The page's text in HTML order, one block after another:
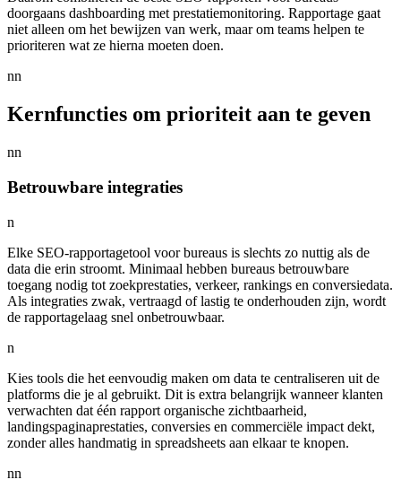
doorgaans dashboarding met prestatiemonitoring. Rapportage gaat
niet alleen om het bewijzen van werk, maar om teams helpen te
prioriteren wat ze hierna moeten doen.
nn
Kernfuncties om prioriteit aan te geven
nn
Betrouwbare integraties
n
Elke SEO-rapportagetool voor bureaus is slechts zo nuttig als de
data die erin stroomt. Minimaal hebben bureaus betrouwbare
toegang nodig tot zoekprestaties, verkeer, rankings en conversiedata.
Als integraties zwak, vertraagd of lastig te onderhouden zijn, wordt
de rapportagelaag snel onbetrouwbaar.
n
Kies tools die het eenvoudig maken om data te centraliseren uit de
platforms die je al gebruikt. Dit is extra belangrijk wanneer klanten
verwachten dat één rapport organische zichtbaarheid,
landingspaginaprestaties, conversies en commerciële impact dekt,
zonder alles handmatig in spreadsheets aan elkaar te knopen.
nn